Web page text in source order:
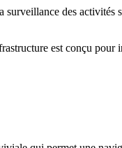
des activités
est conçu pour